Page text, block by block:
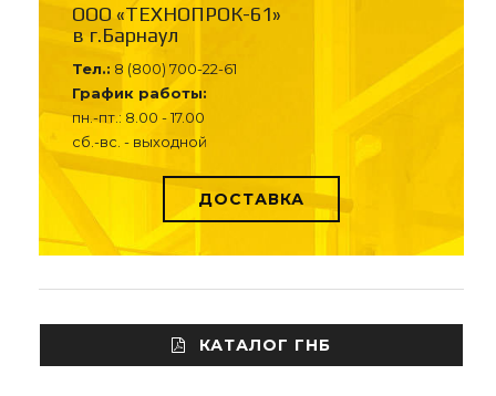
ООО «ТЕХНОПРОК-61»
в г.Барнаул
Тел.: 8 (800) 700-22-61
График работы:
пн.-пт.: 8.00 - 17.00
сб.-вс. - выходной
ДОСТАВКА
КАТАЛОГ ГНБ